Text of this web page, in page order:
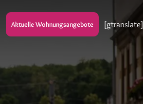
Aktuelle Wohnungsangebote [gtranslate]